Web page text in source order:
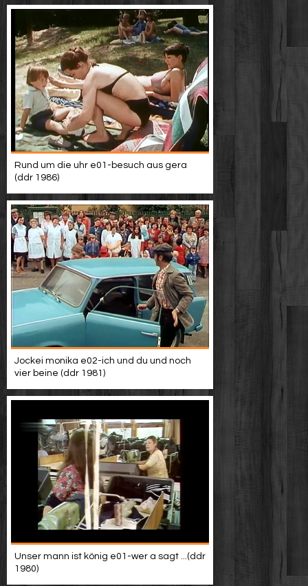
Rund um die uhr e01-besuch aus gera
(ddr 1986)
Jockei monika e02-ich und du und noch
vier beine (ddr 1981)
Unser mann ist könig e01-wer a sagt ...(ddr
1980)